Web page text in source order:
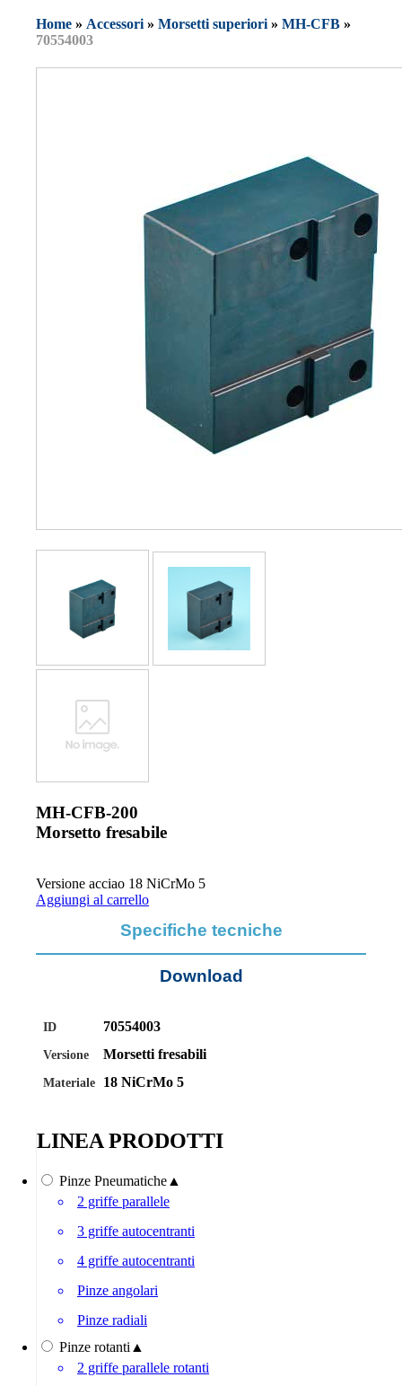
Home » Accessori » Morsetti superiori » MH-CFB »
70554003
MH-CFB-200
Morsetto fresabile
Versione acciao 18 NiCrMo 5
Aggiungi al carrello
Specifiche tecniche
Download
ID 70554003
Versione Morsetti fresabili
Materiale 18 NiCrMo 5
LINEA PRODOTTI
Pinze Pneumatiche ▲
2 griffe parallele
3 griffe autocentranti
4 griffe autocentranti
Pinze angolari
Pinze radiali
Pinze rotanti ▲
2 griffe parallele rotanti